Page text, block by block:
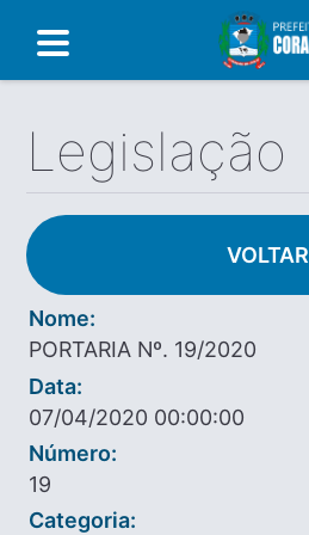
Legislação
VOLTAR
Nome:
PORTARIA Nº. 19/2020
Data:
07/04/2020 00:00:00
Número:
19
Categoria: